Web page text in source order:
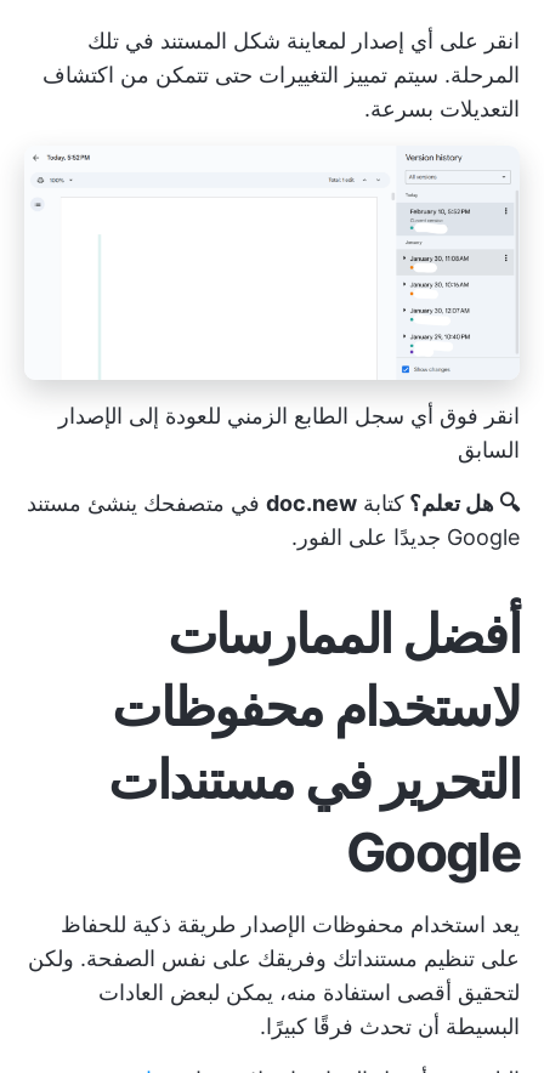
انقر على أي إصدار لمعاينة شكل المستند في تلك
المرحلة. سيتم تمييز التغييرات حتى تتمكن من اكتشاف
التعديلات بسرعة.
انقر فوق أي سجل الطابع الزمني للعودة إلى الإصدار
السابق
🔍 هل تعلم؟ كتابة doc.new في متصفحك ينشئ مستند
Google جديدًا على الفور.
أفضل الممارسات
لاستخدام محفوظات
التحرير في مستندات
Google
يعد استخدام محفوظات الإصدار طريقة ذكية للحفاظ
على تنظيم مستنداتك وفريقك على نفس الصفحة. ولكن
لتحقيق أقصى استفادة منه، يمكن لبعض العادات
البسيطة أن تحدث فرقًا كبيرًا.